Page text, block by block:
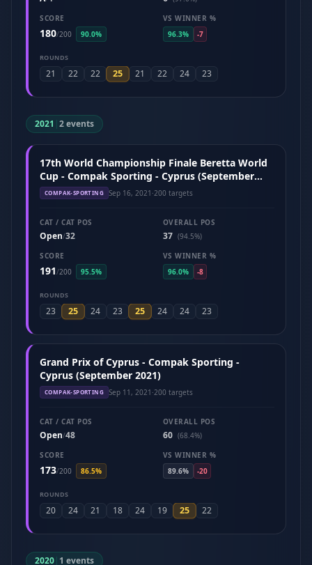
SCORE
180/200 90.0%
VS WINNER %
96.3%
-7
ROUNDS
21 22 22 25 21 22 24 23
2021 |2 events
17th World Championship Finale Beretta World
Cup - Compak Sporting - Cyprus (September
2021)
COMPAK-SPORTING Sep 16, 2021 ·200 targets
CAT / CAT POS
Open/32
OVERALL POS
37 (94.5%)
SCORE
191/200 95.5%
VS WINNER %
96.0%
-8
ROUNDS
23 25 24 23 25 24 24 23
Grand Prix of Cyprus - Compak Sporting -
Cyprus (September 2021)
COMPAK-SPORTING Sep 11, 2021 ·200 targets
CAT / CAT POS
Open/48
OVERALL POS
60 (68.4%)
SCORE
173/200 86.5%
VS WINNER %
89.6%
-20
ROUNDS
20 24 21 18 24 19 25 22
2020| 1 events